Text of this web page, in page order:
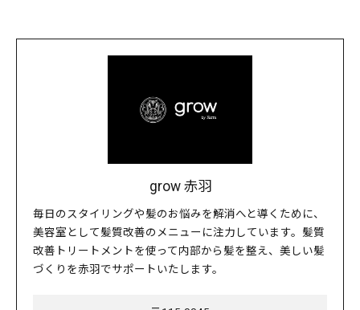
grow 赤羽
毎日のスタイリングや髪のお悩みを解消へと導くために、
美容室として髪質改善のメニューに注力しています。髪質
改善トリートメントを使って内部から髪を整え、美しい髪
づくりを赤羽でサポートいたします。